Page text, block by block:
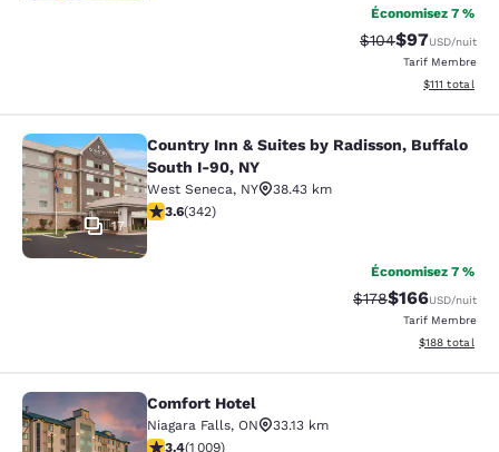
Économisez 7 %
Tarif barré :
$104Tarif réduit :
$97USD/nuit
Tarif Membre
Afficher les
$111 total
Country Inn & Suites by Radisson,
17
Country Inn & Suites by Radisson, Buffalo
South I-90, NY
West Seneca, NY
38.43 km
3.64 étoiles. Bien. 342 commentaires
3.6(342)
Économisez 7 %
Tarif barré :
$178Tarif réduit :
$166USD/nuit
Tarif Membre
Afficher les
$188 total
Comfort Hotel
Comfort Hotel
Niagara Falls, ON
33.13 km
3.4 étoiles. Bien. 1009 commentaires
3.4(1 009)